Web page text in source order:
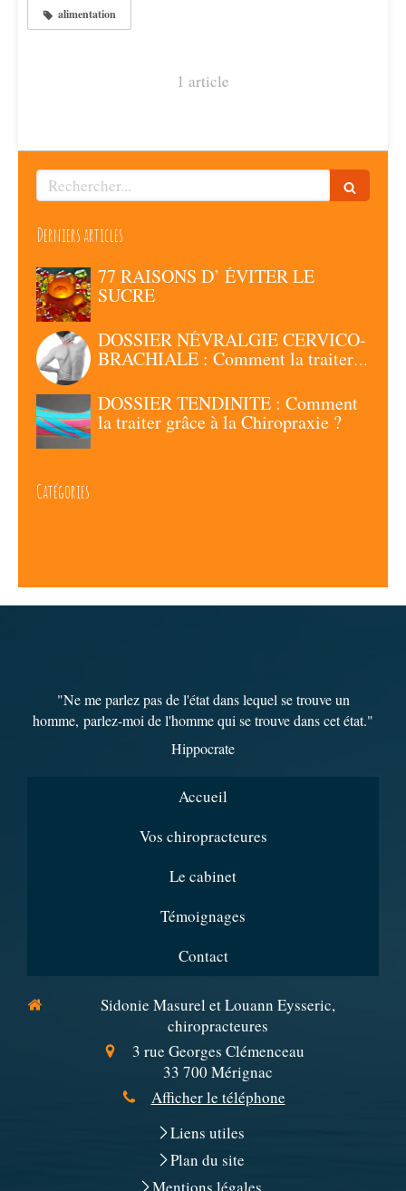
alimentation
1 article
Rechercher
Derniers articles
77 RAISONS D’ ÉVITER LE
SUCRE
DOSSIER NÉVRALGIE CERVICO-
BRACHIALE : Comment la traiter
DOSSIER TENDINITE : Comment
la traiter grâce à la Chiropraxie ?
Catégories
"Ne me parlez pas de l'état dans lequel se trouve un
homme, parlez-moi de l'homme qui se trouve dans cet état."
Hippocrate
Accueil
Vos chiropracteures
Le cabinet
Témoignages
Contact
Sidonie Masurel et Louann Eysseric,
chiropracteures
3 rue Georges Clémenceau
33 700 Mérignac
Afficher le téléphone
Liens utiles
Plan du site
Mentions légales